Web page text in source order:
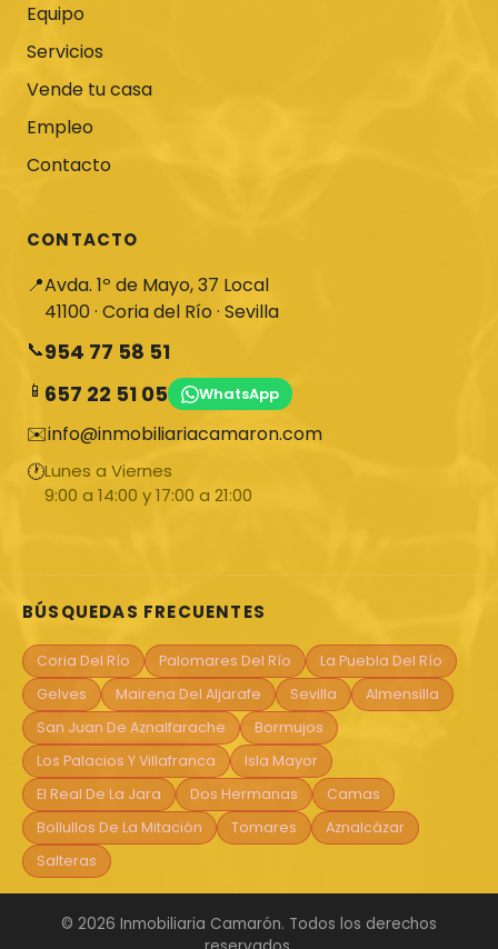
Equipo
Servicios
Vende tu casa
Empleo
Contacto
CONTACTO
📍Avda. 1º de Mayo, 37 Local
41100 · Coria del Río · Sevilla
📞954 77 58 51
📱 657 22 51 05 WhatsApp
✉️info@inmobiliariacamaron.com
🕐Lunes a Viernes
9:00 a 14:00 y 17:00 a 21:00
BÚSQUEDAS FRECUENTES
Coria Del Río Palomares Del Río
La Puebla Del Río
Gelves
Mairena Del Aljarafe Sevilla
Almensilla
San Juan De Aznalfarache
Bormujos
Los Palacios Y Villafranca
Isla Mayor
El Real De La Jara
Dos Hermanas
Camas
Bollullos De La Mitación
Tomares
Aznalcázar
Salteras
© 2026 Inmobiliaria Camarón. Todos los derechos